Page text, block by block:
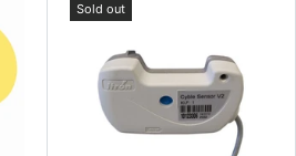
Sold out